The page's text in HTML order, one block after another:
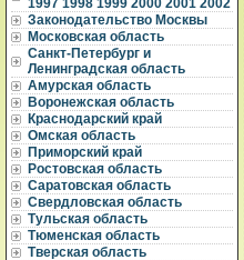
1997 1998 1999 2000 2001 2002
Законодательство Москвы
Московская область
Санкт-Петербург и
Ленинградская область
Амурская область
Воронежская область
Краснодарский край
Омская область
Приморский край
Ростовская область
Саратовская область
Свердловская область
Тульская область
Тюменская область
Тверская область